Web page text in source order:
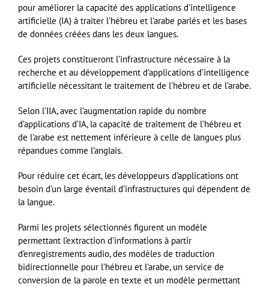
pour améliorer la capacité des applications d’intelligence
artificielle (IA) à traiter l’hébreu et l’arabe parlés et les bases
de données créées dans les deux langues.
Ces projets constitueront l’infrastructure nécessaire à la
recherche et au développement d’applications d’intelligence
artificielle nécessitant le traitement de l’hébreu et de l’arabe.
Selon l’IIA, avec l’augmentation rapide du nombre
d’applications d’IA, la capacité de traitement de l’hébreu et
de l’arabe est nettement inférieure à celle de langues plus
répandues comme l’anglais.
Pour réduire cet écart, les développeurs d’applications ont
besoin d’un large éventail d’infrastructures qui dépendent de
la langue.
Parmi les projets sélectionnés figurent un modèle
permettant l’extraction d’informations à partir
d’enregistrements audio, des modèles de traduction
bidirectionnelle pour l’hébreu et l’arabe, un service de
conversion de la parole en texte et un modèle permettant